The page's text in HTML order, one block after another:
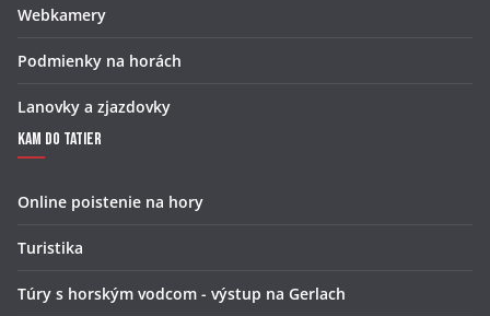
Webkamery
Podmienky na horách
Lanovky a zjazdovky
Kam do Tatier
Online poistenie na hory
Turistika
Túry s horským vodcom - výstup na Gerlach